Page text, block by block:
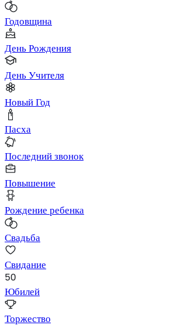
Годовщина
День Рождения
День Учителя
Новый Год
Пасха
Последний звонок
Повышение
Рождение ребенка
Свадьба
Свидание
Юбилей
Торжество